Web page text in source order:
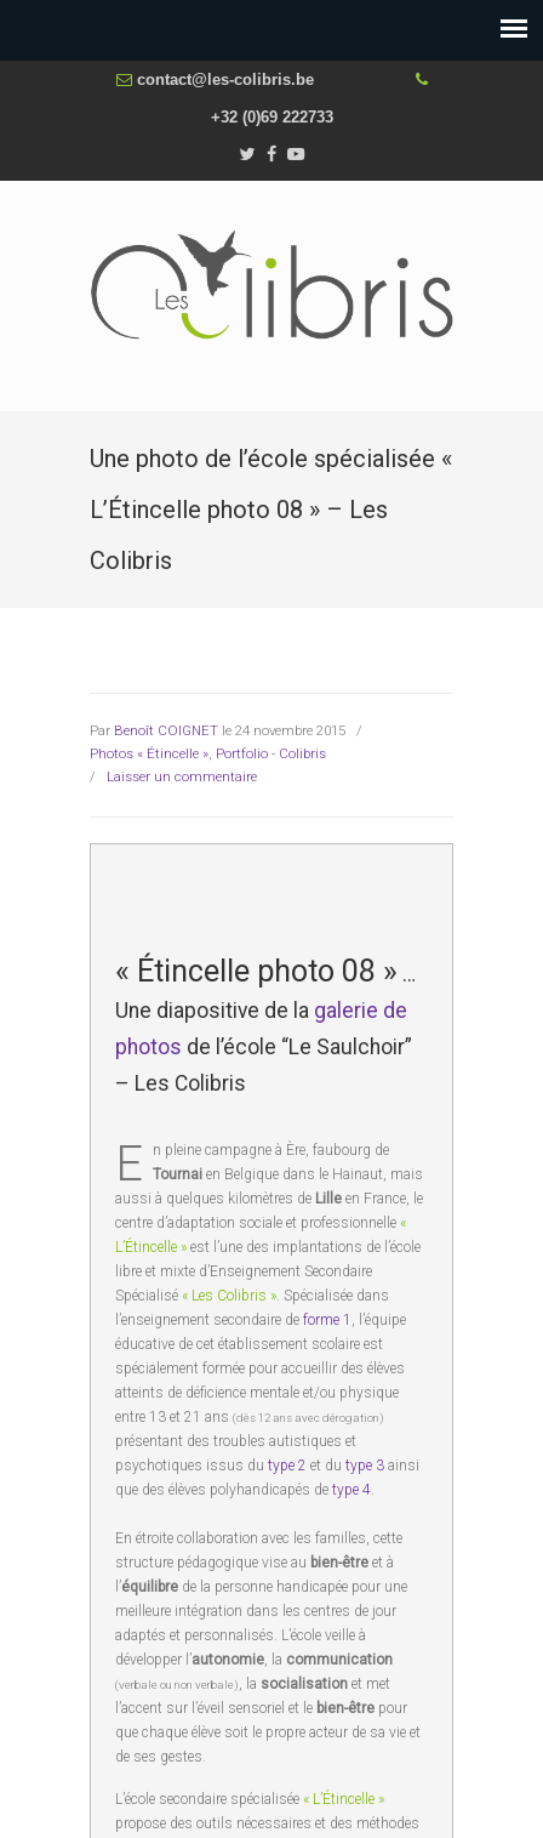
contact@les-colibris.be
+32 (0)69 222733
Une photo de l’école spécialisée «
L’Étincelle photo 08 » – Les
Colibris
Par Benoît COIGNET le 24 novembre 2015
/
Photos « Étincelle », Portfolio - Colibris
/ Laisser un commentaire
« Étincelle photo 08 » …
Une diapositive de la galerie de
photos de l’école “Le Saulchoir”
– Les Colibris
E
n pleine campagne à Ère, faubourg de
Tournai en Belgique dans le Hainaut, mais
aussi à quelques kilomètres de Lille en France, le
centre d’adaptation sociale et professionnelle «
L’Étincelle » est l’une des implantations de l’école
libre et mixte d’Enseignement Secondaire
Spécialisé « Les Colibris ». Spécialisée dans
l’enseignement secondaire de forme 1 , l’équipe
éducative de cet établissement scolaire est
spécialement formée pour accueillir des élèves
atteints de déficience mentale et/ou physique
entre 13 et 21 ans (dès 12 ans avec dérogation)
présentant des troubles autistiques et
psychotiques issus du type 2 et du type 3 ainsi
que des élèves polyhandicapés de type 4.
En étroite collaboration avec les familles, cette
structure pédagogique vise au bien-être et à
l’équilibre de la personne handicapée pour une
meilleure intégration dans les centres de jour
adaptés et personnalisés. L’école veille à
développer l’autonomie, la communication
(verbale ou non verbale), la socialisation et met
l’accent sur l’éveil sensoriel et le bien-être pour
que chaque élève soit le propre acteur de sa vie et
de ses gestes.
L’école secondaire spécialisée « L’Étincelle »
propose des outils nécessaires et des méthodes